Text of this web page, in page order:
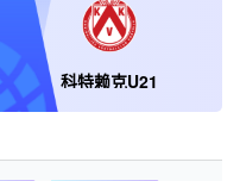
科特赖克U21